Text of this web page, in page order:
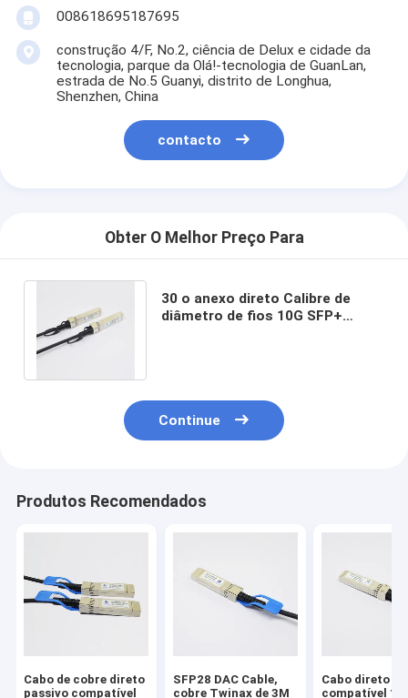
008618695187695
construção 4/F, No.2, ciência de Delux e cidade da
tecnologia, parque da Olá!-tecnologia de GuanLan,
estrada de No.5 Guanyi, distrito de Longhua,
Shenzhen, China
contacto
Obter O Melhor Preço Para
30 o anexo direto Calibre de
diâmetro de fios 10G SFP+
Continue
Produtos Recomendados
Cabo de cobre direto
passivo compatível
SFP28 DAC Cable,
cobre Twinax de 3M
Cabo direto
compatível